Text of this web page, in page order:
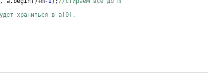
храниться в a[0].